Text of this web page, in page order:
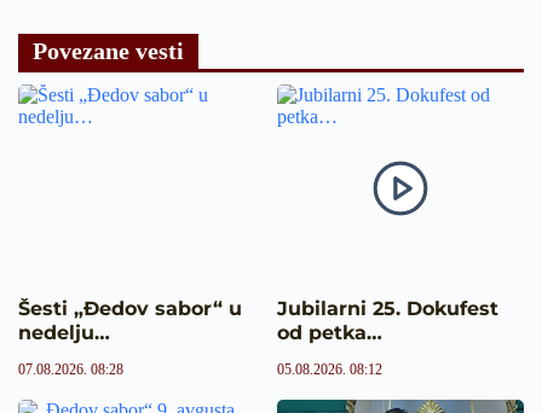
Povezane vesti
Šesti „Đedov sabor“ u
nedelju…
07.08.2026. 08:28
Jubilarni 25. Dokufest
od petka…
05.08.2026. 08:12